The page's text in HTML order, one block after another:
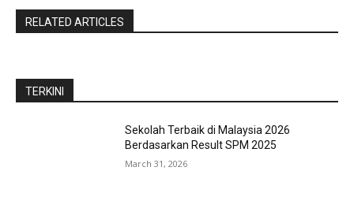
RELATED ARTICLES
TERKINI
Sekolah Terbaik di Malaysia 2026
Berdasarkan Result SPM 2025
March 31, 2026